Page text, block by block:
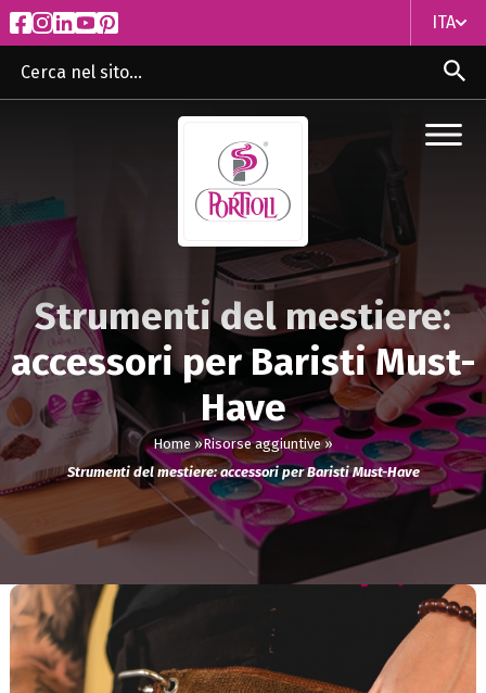
ITA
ITA
ENG
Strumenti del mestiere:
accessori per Baristi Must-
Have
Home »Risorse aggiuntive »
Strumenti del mestiere: accessori per Baristi Must-Have